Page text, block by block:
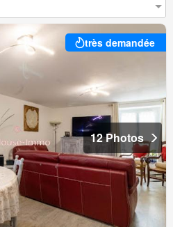
très demandée
12 Photos